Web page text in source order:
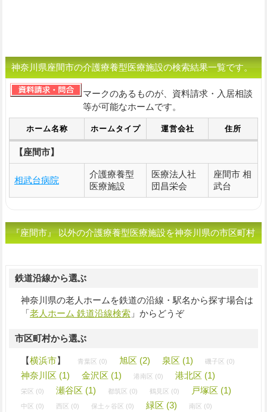
神奈川県座間市の介護療養型医療施設の検索結果一覧です。
マークのあるものが、資料請求・入居相談
等が可能なホームです。
ホーム名称 ホームタイプ 運営会社 住所
【座間市】
相武台病院
介護療養型
医療施設
医療法人社
団昌栄会
座間市 相
武台
『座間市』 以外の介護療養型医療施設を神奈川県の市区町村
鉄道沿線から選ぶ
神奈川県の老人ホームを鉄道の沿線・駅名から探す場合は
「老人ホーム 鉄道沿線検索」からどうぞ
市区町村から選ぶ
【横浜市】 青葉区 (0) 旭区 (2) 泉区 (1) 磯子区 (0)
神奈川区 (1) 金沢区 (1) 港南区 (0) 港北区 (1)
栄区 (0) 瀬谷区 (1) 都筑区 (0) 鶴見区 (0) 戸塚区 (1)
中区 (0) 西区 (0) 保土ヶ谷区 (0) 緑区 (3) 南区 (0)